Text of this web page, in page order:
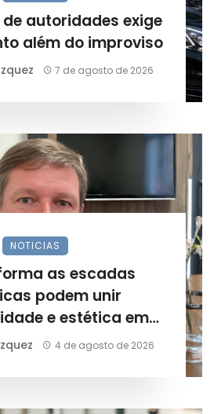
autoridades exige
além do improviso
7 de agosto de 2026
NOTICIAS
as escadas
podem unir
e estética em
arquitetônicos?
4 de agosto de 2026